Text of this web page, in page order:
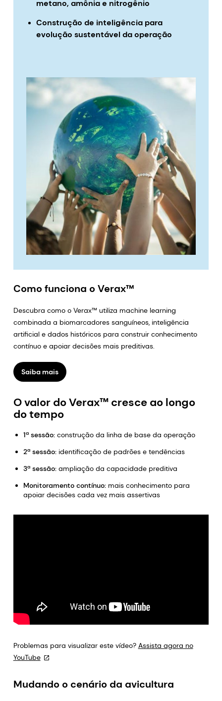
metano, amônia e nitrogênio
Construção de inteligência para
evolução sustentável da operação
Como funciona o Verax™
Descubra como o Verax™ utiliza machine learning
combinada a biomarcadores sanguíneos, inteligência
artificial e dados históricos para construir conhecimento
contínuo e apoiar decisões mais preditivas.
Saiba mais
O valor do Verax™ cresce ao longo
do tempo
1ª sessão:construção da linha de base da operação
2ª sessão:identificação de padrões e tendências
3ª sessão:ampliação da capacidade preditiva
Monitoramento contínuo:mais conhecimento para
apoiar decisões cada vez mais assertivas
Problemas para visualizar este vídeo? Assista agora no
YouTube
Mudando o cenário da avicultura